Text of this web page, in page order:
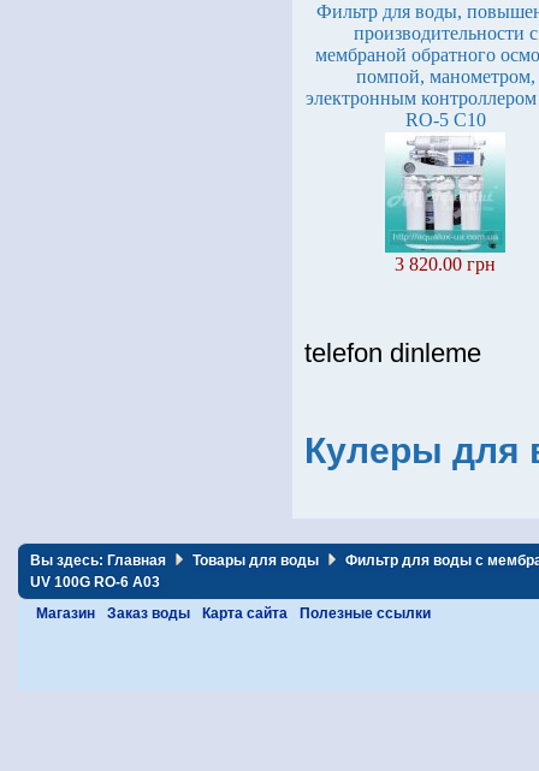
Фильтр для воды,
производительности с
мембраной обратного
помпой, манометром,
электронным
RO-5 C10
3 820.00 грн
telefon dinleme
Кулеры для
Вы здесь: Главная Товары для воды
Фильтр для воды с
UV 100G RO-6 А03
Магазин
Заказ воды Карта сайта Полезные ссылки